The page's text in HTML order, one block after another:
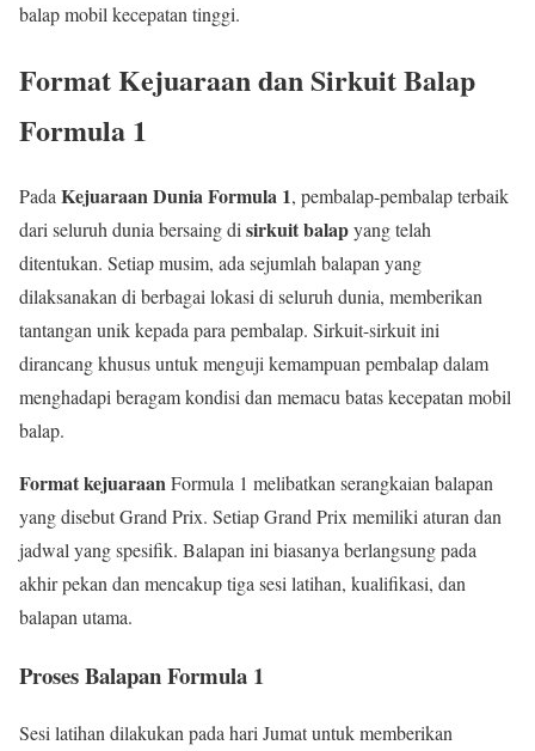
balap mobil kecepatan tinggi.
Format Kejuaraan dan Sirkuit Balap
Formula 1
Pada Kejuaraan Dunia Formula 1, pembalap-pembalap terbaik
dari seluruh dunia bersaing di sirkuit balapyang telah
ditentukan. Setiap musim, ada sejumlah balapan yang
dilaksanakan di berbagai lokasi di seluruh dunia, memberikan
tantangan unik kepada para pembalap. Sirkuit-sirkuit ini
dirancang khusus untuk menguji kemampuan pembalap dalam
menghadapi beragam kondisi dan memacu batas kecepatan mobil
balap.
Format kejuaraanFormula 1 melibatkan serangkaian balapan
yang disebut Grand Prix. Setiap Grand Prix memiliki aturan dan
jadwal yang spesifik. Balapan ini biasanya berlangsung pada
akhir pekan dan mencakup tiga sesi latihan, kualifikasi, dan
balapan utama.
Proses Balapan Formula 1
Sesi latihan dilakukan pada hari Jumat untuk memberikan